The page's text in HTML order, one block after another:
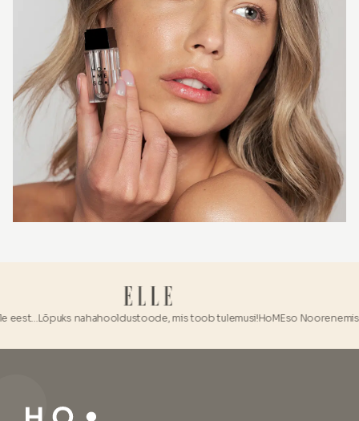
Lõpuks nahahooldustoode, mis toob tulemusi!HoMEso